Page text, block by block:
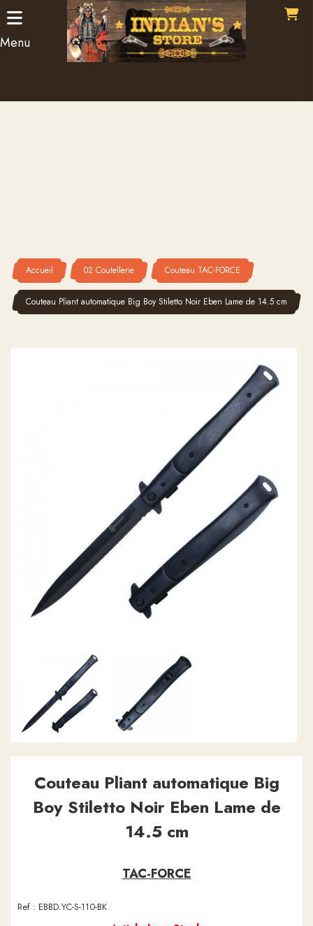
Menu
Accueil 02 Coutellerie Couteau TAC-FORCE
Couteau Pliant automatique Big Boy Stiletto Noir Eben Lame de 14.5 cm
Couteau Pliant automatique Big
Boy Stiletto Noir Eben Lame de
14.5 cm
TAC-FORCE
Ref : EBBD.YC-S-110-BK
Panneau de gestion des cookies